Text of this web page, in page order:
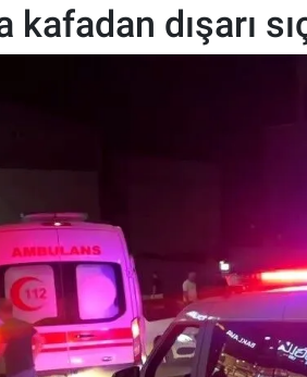
kafadan dışarı